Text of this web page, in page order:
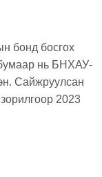
бонд босгох
нь БНХАУ-
Сайжруулсан
2023